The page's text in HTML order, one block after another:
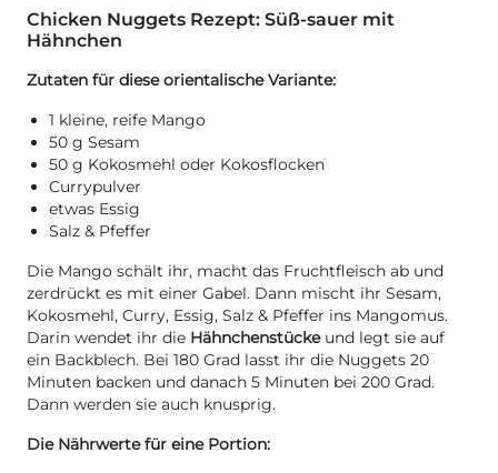
Chicken Nuggets Rezept: Süß-sauer mit
Hähnchen
Zutaten für diese orientalische Variante:
1 kleine, reife Mango
50 g Sesam
50 g Kokosmehl oder Kokosflocken
Currypulver
etwas Essig
Salz & Pfeffer
Die Mango schält ihr, macht das Fruchtfleisch ab und
zerdrückt es mit einer Gabel. Dann mischt ihr Sesam,
Kokosmehl, Curry, Essig, Salz & Pfeffer ins Mangomus.
Darin wendet ihr die Hähnchenstückeund legt sie auf
ein Backblech. Bei 180 Grad lasst ihr die Nuggets 20
Minuten backen und danach 5 Minuten bei 200 Grad.
Dann werden sie auch knusprig.
Die Nährwerte für eine Portion: